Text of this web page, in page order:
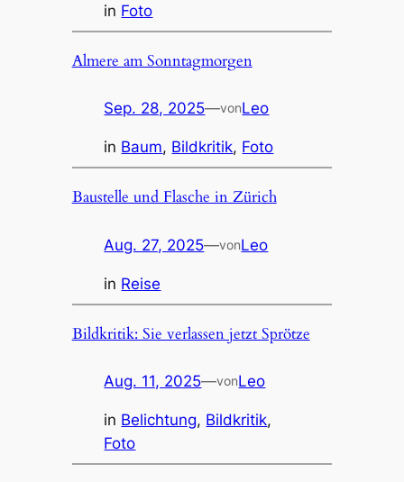
in Foto
Almere am Sonntagmorgen
Sep. 28, 2025—vonLeo
in Baum, Bildkritik, Foto
Baustelle und Flasche in Zürich
Aug. 27, 2025—vonLeo
in Reise
Bildkritik: Sie verlassen jetzt Sprötze
Aug. 11, 2025—vonLeo
in Belichtung, Bildkritik
Foto